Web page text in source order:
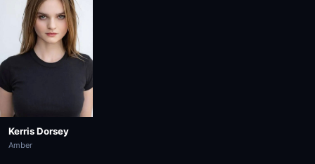
Kerris Dorsey
Amber